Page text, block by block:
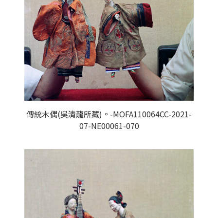
傳統木偶(吳清龍所藏)。-MOFA110064CC-2021-
07-NE00061-070